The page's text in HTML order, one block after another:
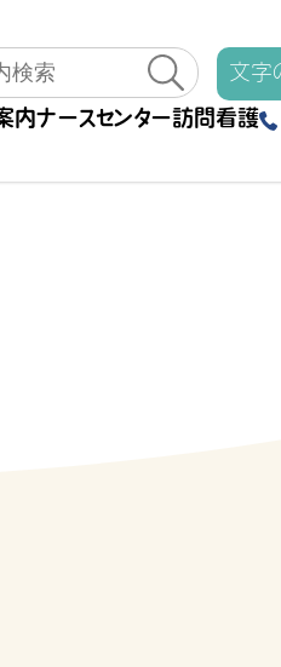
文字
内ナースセンター訪問看護